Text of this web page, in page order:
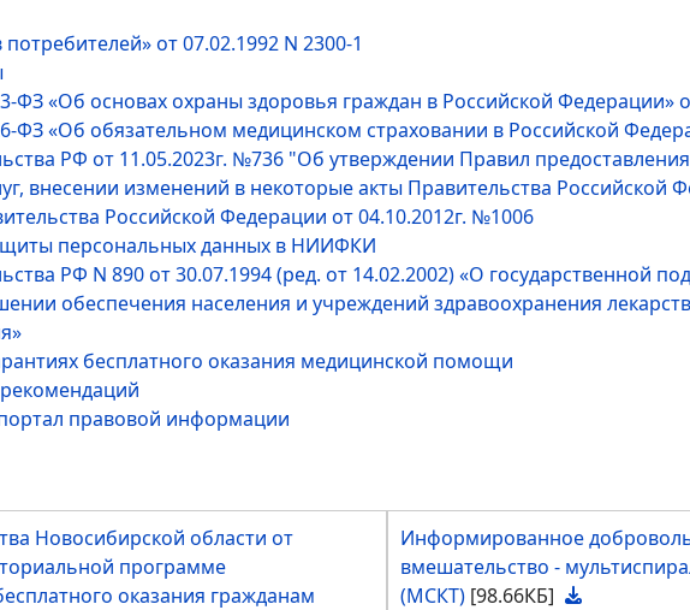
от 07.02.1992 N 2300-1
«Об основах охраны здоровья граждан в Российской Федерации»
«Об обязательном медицинском страховании в Российской
РФ от 11.05.2023г. №736 "Об утверждении Правил
внесении изменений в некоторые акты Правительства
Российской Федерации от 04.10.2012г. №1006
персональных данных в НИИФКИ
РФ N 890 от 30.07.1994 (ред. от 14.02.2002) «О государственной
обеспечения населения и учреждений здравоохранения
бесплатного оказания медицинской помощи
правовой информации
Новосибирской области от
программе
оказания гражданам
Информированное
вмешательство -
(МСКТ) [98.66КБ]